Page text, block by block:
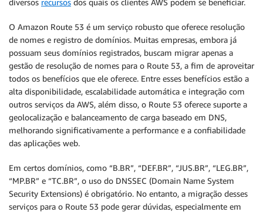
diversos recursos dos quais os clientes AWS podem se beneficiar.
O Amazon Route 53 é um serviço robusto que oferece resolução
de nomes e registro de domínios. Muitas empresas, embora já
possuam seus domínios registrados, buscam migrar apenas a
gestão de resolução de nomes para o Route 53, a fim de aproveitar
todos os benefícios que ele oferece. Entre esses benefícios estão a
alta disponibilidade, escalabilidade automática e integração com
outros serviços da AWS, além disso, o Route 53 oferece suporte a
geolocalização e balanceamento de carga baseado em DNS,
melhorando significativamente a performance e a confiabilidade
das aplicações web.
Em certos domínios, como “B.BR”, “DEF.BR”, “JUS.BR”, “LEG.BR”,
“MP.BR” e “TC.BR”, o uso do DNSSEC (Domain Name System
Security Extensions) é obrigatório. No entanto, a migração desses
serviços para o Route 53 pode gerar dúvidas, especialmente em